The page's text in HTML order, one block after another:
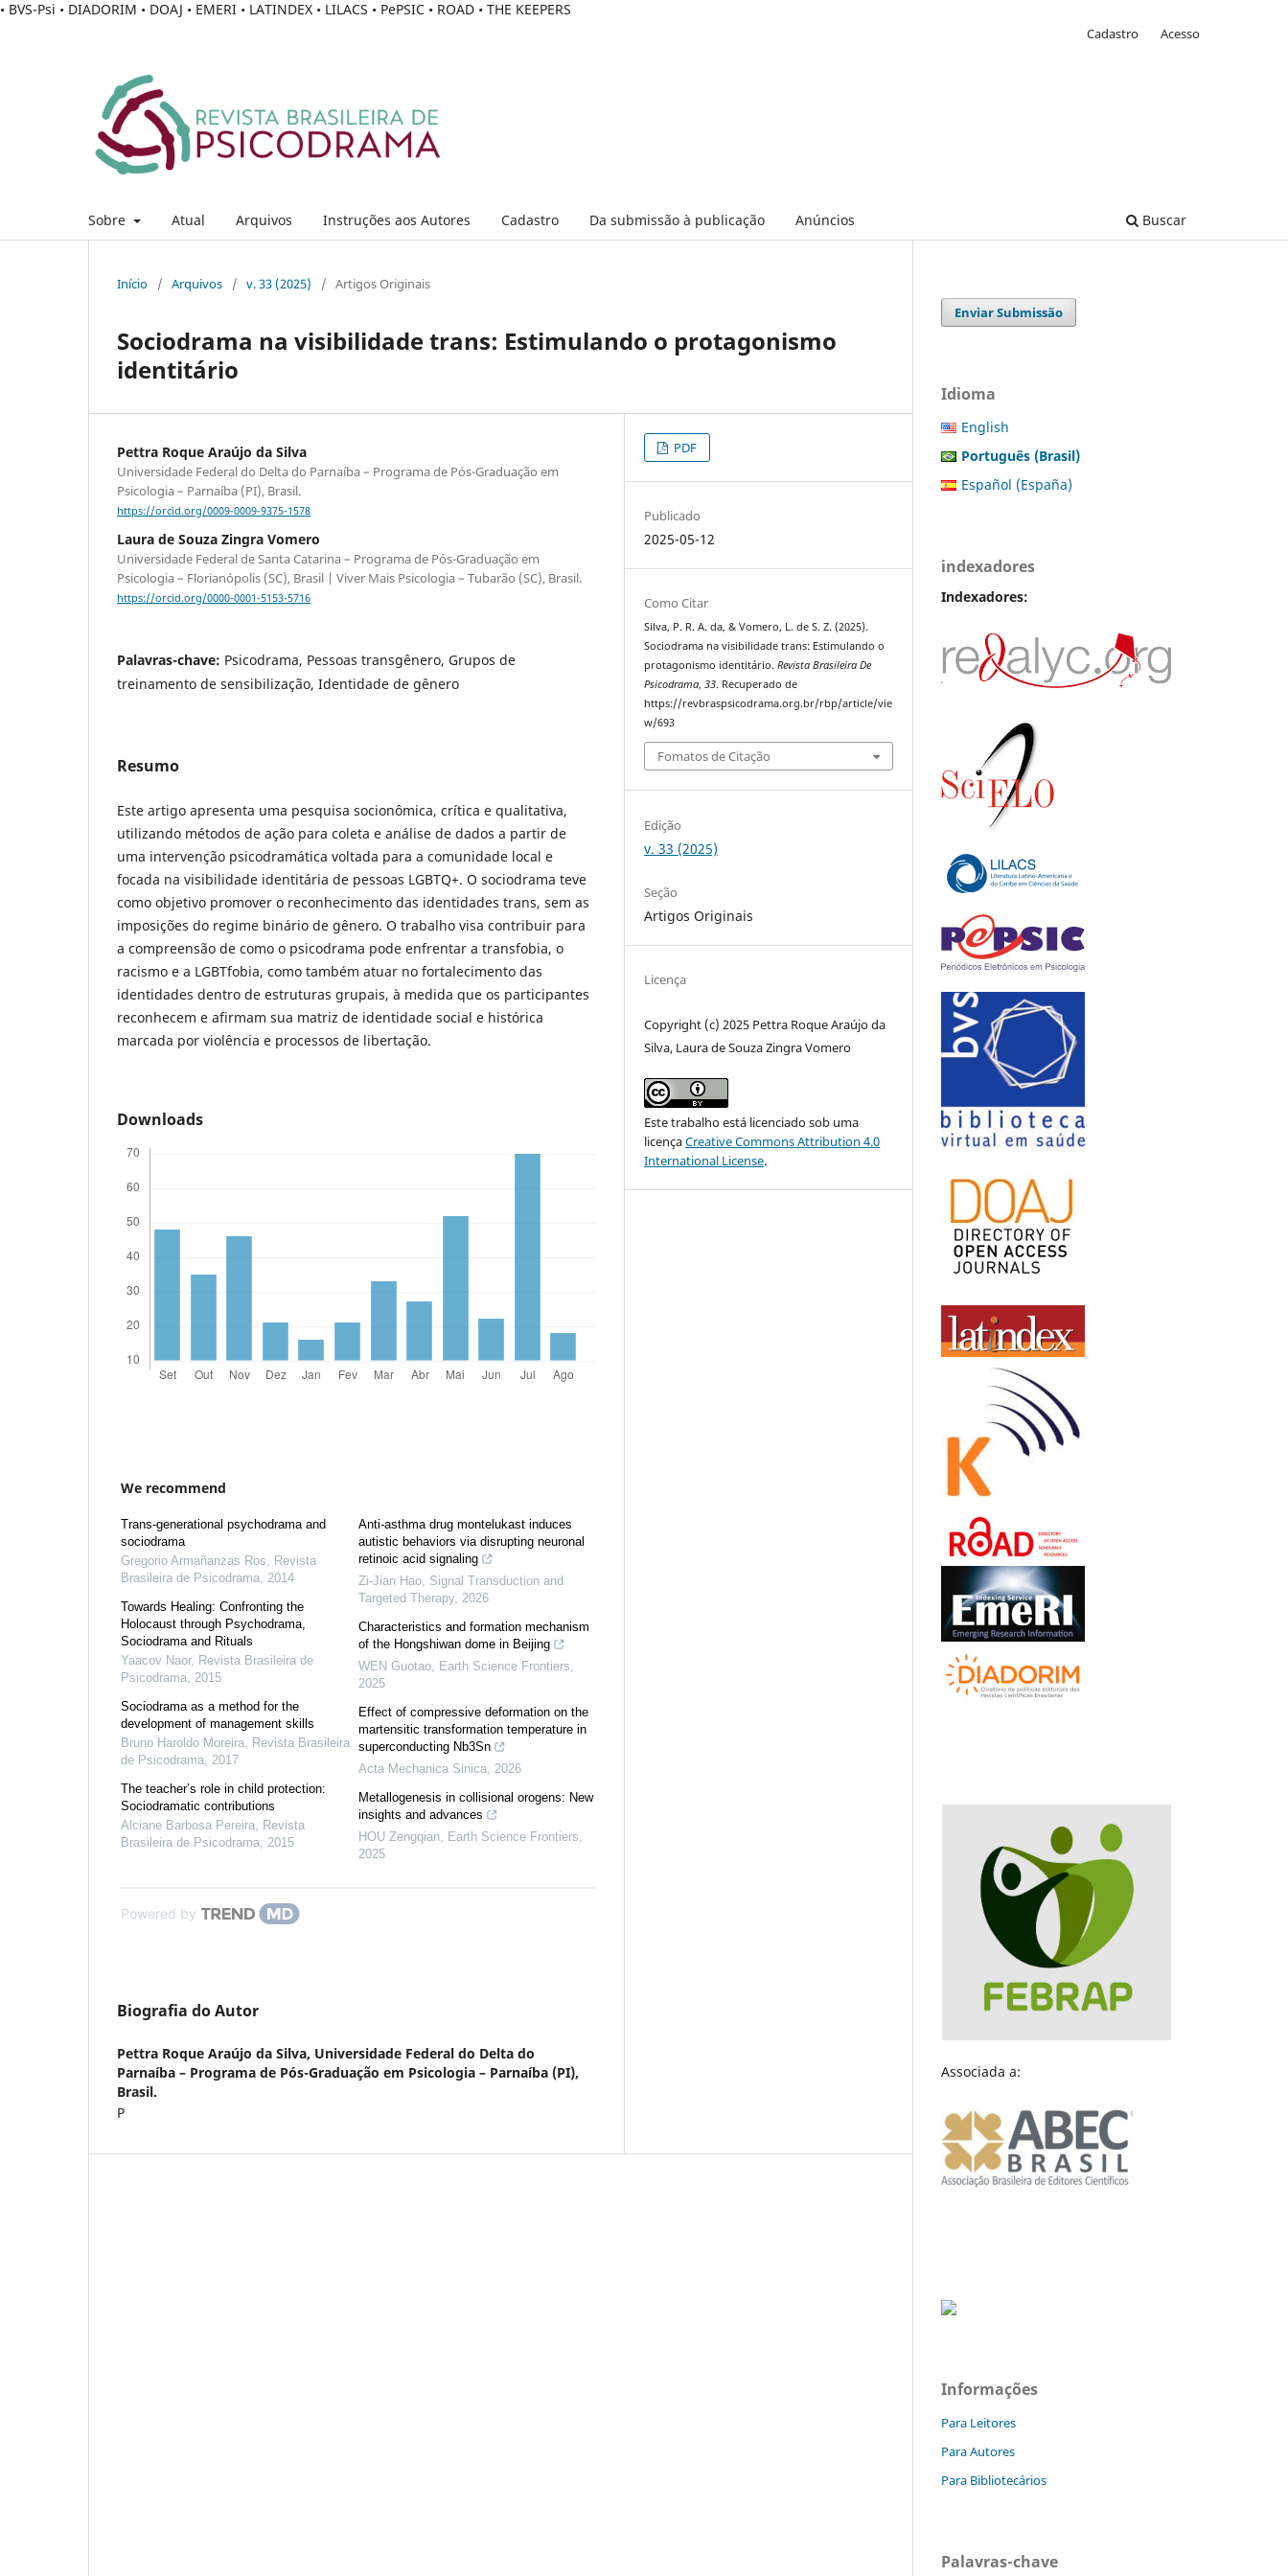
• BVS-Psi • DIADORIM • DOAJ • EMERI • LATINDEX • LILACS • PePSIC • ROAD • THE KEEPERS
Sobre Atual Arquivos Instruções aos Autores Cadastro Da submissão à publicação Anúncios Buscar
Cadastro Acesso
Início / Arquivos / v. 33 (2025) / Artigos Originais
Sociodrama na visibilidade trans: Estimulando o protagonismo
identitário
Pettra Roque Araújo da Silva
Universidade Federal do Delta do Parnaíba – Programa de Pós-Graduação em
Psicologia – Parnaíba (PI), Brasil.
https://orcid.org/0009-0009-9375-1578
Laura de Souza Zingra Vomero
Universidade Federal de Santa Catarina – Programa de Pós-Graduação em
Psicologia – Florianópolis (SC), Brasil | Viver Mais Psicologia – Tubarão (SC), Brasil.
https://orcid.org/0000-0001-5153-5716
Palavras-chave: Psicodrama, Pessoas transgênero, Grupos de
treinamento de sensibilização, Identidade de gênero
Resumo
Este artigo apresenta uma pesquisa socionômica, crítica e qualitativa,
utilizando métodos de ação para coleta e análise de dados a partir de
uma intervenção psicodramática voltada para a comunidade local e
focada na visibilidade identitária de pessoas LGBTQ+. O sociodrama teve
como objetivo promover o reconhecimento das identidades trans, sem as
imposições do regime binário de gênero. O trabalho visa contribuir para
a compreensão de como o psicodrama pode enfrentar a transfobia, o
racismo e a LGBTfobia, como também atuar no fortalecimento das
identidades dentro de estruturas grupais, à medida que os participantes
reconhecem e afirmam sua matriz de identidade social e histórica
marcada por violência e processos de libertação.
Downloads
We recommend
Trans-generational psychodrama and
sociodrama
Gregorio Armañanzas Ros, Revista
Brasileira de Psicodrama, 2014
Towards Healing: Confronting the
Holocaust through Psychodrama,
Sociodrama and Rituals
Yaacov Naor, Revista Brasileira de
Psicodrama, 2015
Sociodrama as a method for the
development of management skills
Bruno Haroldo Moreira, Revista Brasileira
de Psicodrama, 2017
The teacher’s role in child protection:
Sociodramatic contributions
Alciane Barbosa Pereira, Revista
Brasileira de Psicodrama, 2015
Anti-asthma drug montelukast induces
autistic behaviors via disrupting neuronal
retinoic acid signaling
Zi-Jian Hao, Signal Transduction and
Targeted Therapy, 2026
Characteristics and formation mechanism
of the Hongshiwan dome in Beijing
WEN Guotao, Earth Science Frontiers,
2025
Effect of compressive deformation on the
martensitic transformation temperature in
superconducting Nb3Sn
Acta Mechanica Sinica, 2026
Metallogenesis in collisional orogens: New
insights and advances
HOU Zengqian, Earth Science Frontiers,
2025
Powered by
Biografia do Autor
Pettra Roque Araújo da Silva, Universidade Federal do Delta do
Parnaíba – Programa de Pós-Graduação em Psicologia – Parnaíba (PI),
Brasil.
P
PDF
Publicado
2025-05-12
Como Citar
Silva, P. R. A. da, & Vomero, L. de S. Z. (2025).
Sociodrama na visibilidade trans: Estimulando o
protagonismo identitário.Revista Brasileira De
Psicodrama,33. Recuperado de
https://revbraspsicodrama.org.br/rbp/article/vie
w/693
Fomatos de Citação
Edição
v. 33 (2025)
Seção
Artigos Originais
Licença
Copyright (c) 2025 Pettra Roque Araújo da
Silva, Laura de Souza Zingra Vomero
Este trabalho está licenciado sob uma
licençaCreative Commons Attribution 4.0
International License.
Enviar Submissão
Idioma
English
Português (Brasil)
Español (España)
indexadores
Indexadores:
Associada a:
Informações
Para Leitores
Para Autores
Para Bibliotecários
Palavras-chave